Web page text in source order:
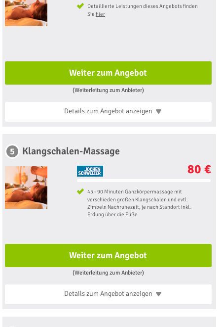
Detaillierte Leistungen dieses Angebots finden
Sie hier
Weiter zum Angebot
(Weiterleitung zum Anbieter)
Details zum Angebotanzeigen
5 Klangschalen-Massage
80 €
45 - 90 Minuten Ganzkörpermassage mit
verschieden großen Klangschalen und evtl.
Zimbeln Nachruhezeit, je nach Standort inkl.
Erdung über die Füße
Weiter zum Angebot
(Weiterleitung zum Anbieter)
Details zum Angebotanzeigen